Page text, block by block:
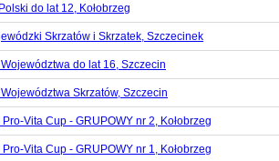
do lat 12, Kołobrzeg
Skrzatów i Skrzatek, Szczecinek
do lat 16, Szczecin
Skrzatów, Szczecin
Vita Cup - GRUPOWY nr 2, Kołobrzeg
Vita Cup - GRUPOWY nr 1, Kołobrzeg